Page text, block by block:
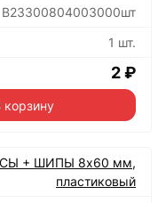
B23300804003000шт
1 шт.
2 ₽
корзину
+ ШИПЫ 8х60 мм,
пластиковый